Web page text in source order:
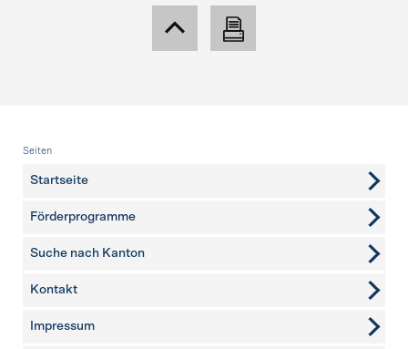
Fusszeile
Seiten
Startseite
Förderprogramme
Suche nach Kanton
weitere Seiten
Kontakt
Impressum